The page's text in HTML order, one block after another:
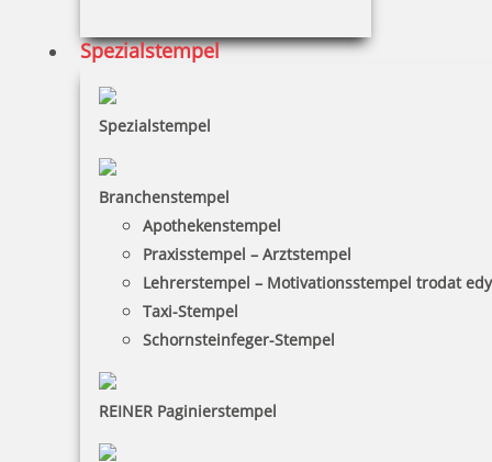
Spezialstempel
Spezialstempel
Branchenstempel
Apothekenstempel
Praxisstempel – Arztstempel
Lehrerstempel – Motivationsstempel trodat
Taxi-Stempel
Schornsteinfeger-Stempel
REINER Paginierstempel